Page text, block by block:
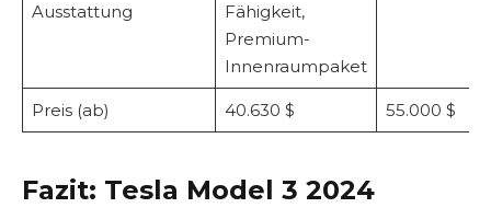
Ausstattung
Fähigkeit,
Premium-
Innenraumpaket
Preis (ab) 40.630 $ 55.000 $
Fazit: Tesla Model 3 2024